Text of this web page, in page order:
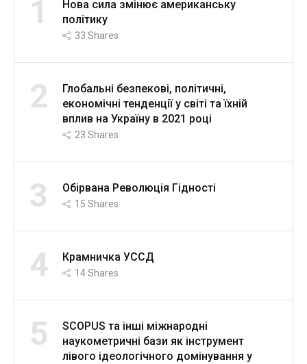
1
Нова сила змінює американську
політику
33 Shares
2
Глобальні безпекові, політичні,
економічні тенденції у світі та їхній
вплив на Україну в 2021 році
23 Shares
3 Обірвана Революція Гідності
15 Shares
4 Крамничка УССД
14Shares
5
SCOPUS та інші міжнародні
наукометричні бази як інструмент
лівого ідеологічного домінування у